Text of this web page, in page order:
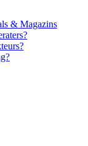
& Magazins